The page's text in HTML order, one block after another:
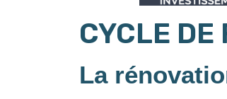
CYCLE DE
La